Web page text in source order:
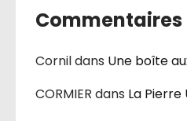
Commentaires
Cornildans Une boîte
CORMIER dans La Pierre